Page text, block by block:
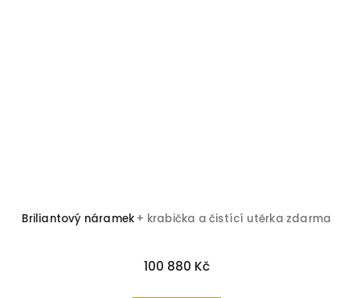
Briliantový náramek + krabička a čistící utěrka zdarma
100 880 Kč